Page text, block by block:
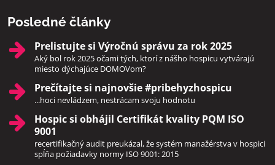
Posledné články
Prelistujte si Výročnú správu za rok 2025
Aký bol rok 2025 očami tých, ktorí z nášho hospicu vytvárajú
miesto dýchajúce DOMOVom?
Prečítajte si najnovšie #pribehyzhospicu
...hoci nevládzem, nestrácam svoju hodnotu
Hospic si obhájil Certifikát kvality PQM ISO
9001
recertifikačný audit preukázal, že systém manažérstva v hospici
spĺňa požiadavky normy ISO 9001: 2015